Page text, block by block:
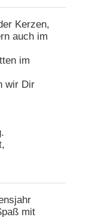
Kerzen,
auch im
im
wir Dir
mit